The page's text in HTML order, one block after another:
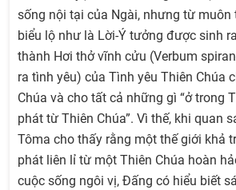
sống nội tại của Ngài, nhưng từ muôn
biểu lộ như là Lời-Ý tưởng được sinh
thành Hơi thở vĩnh cửu (Verbum
ra tình yêu) của Tình yêu Thiên Chúa
Chúa và cho tất cả những gì “ở trong
phát từ Thiên Chúa”. Vì thế, khi quan
Tôma cho thấy rằng một thế giới khả
phát liên lỉ từ một Thiên Chúa hoàn
cuộc sống ngôi vị, Đấng có hiểu biết